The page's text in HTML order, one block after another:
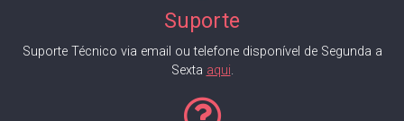
Suporte
Suporte Técnico via email ou telefone disponível de Segunda a
Sexta aqui.